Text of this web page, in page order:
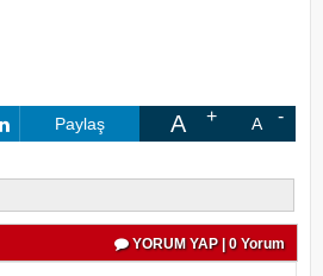
Paylaş A A
YORUM YAP | 0 Yorum